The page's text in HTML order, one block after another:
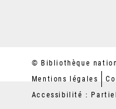
© Bibliothèque
Mentions légales
Accessibilité :